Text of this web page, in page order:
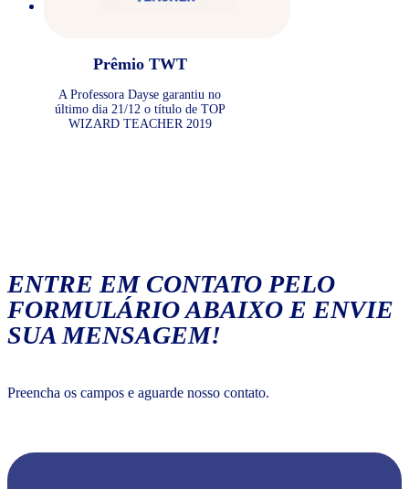
Prêmio TWT
A Professora Dayse garantiu no
último dia 21/12 o título de TOP
WIZARD TEACHER 2019
ENTRE EM CONTATO PELO
FORMULÁRIO ABAIXO E ENVIE
SUA MENSAGEM!
Preencha os campos e aguarde nosso contato.